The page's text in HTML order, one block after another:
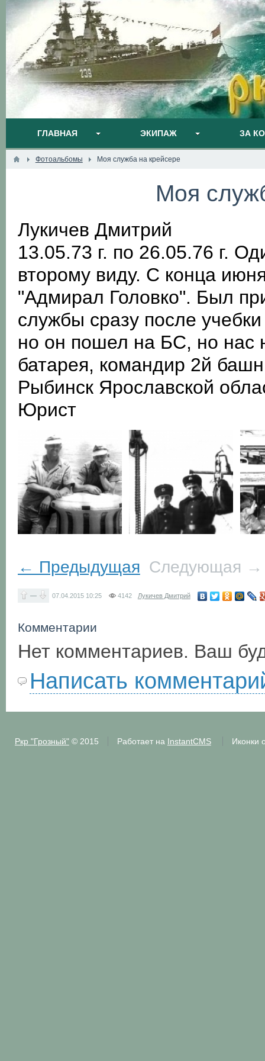
ГЛАВНАЯ ЭКИПАЖ ЗА
Фотоальбомы Моя служба на крейсере
Моя
Лукичев Дмитрий
13.05.73 г. по 26.05.76 г.
второму виду. С конца
"Адмирал Головко". Был
службы сразу после
но он пошел на БС, но нас
батарея, командир 2й
Рыбинск Ярославской
Юрист
← Предыдущая Следующая →
— 07.04.2015 10:25 4142 Лукичев Дмитрий
Комментарии
Нет комментариев. Ваш
Написать
Ркр "Грозный"© 2015 Работает на InstantCMS Иконки